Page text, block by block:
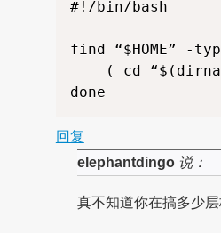
#!/bin/bash
find “$HOME” -
( cd
回复
elephantdingo说：
真不知道你在搞多少层